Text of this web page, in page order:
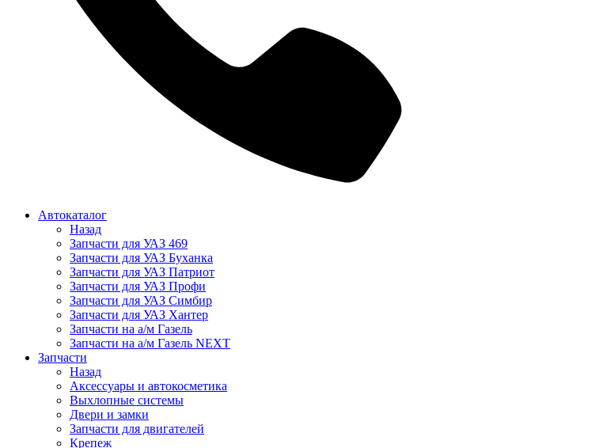
Автокаталог
Назад
Запчасти для УАЗ 469
Запчасти для УАЗ Буханка
Запчасти для УАЗ Патриот
Запчасти для УАЗ Профи
Запчасти для УАЗ Симбир
Запчасти для УАЗ Хантер
Запчасти на а/м Газель
Запчасти на а/м Газель NEXT
Запчасти
Назад
Аксессуары и автокосметика
Выхлопные системы
Двери и замки
Запчасти для двигателей
Крепеж